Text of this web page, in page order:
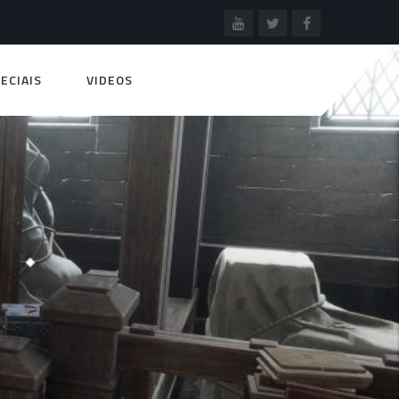
VIDEOS